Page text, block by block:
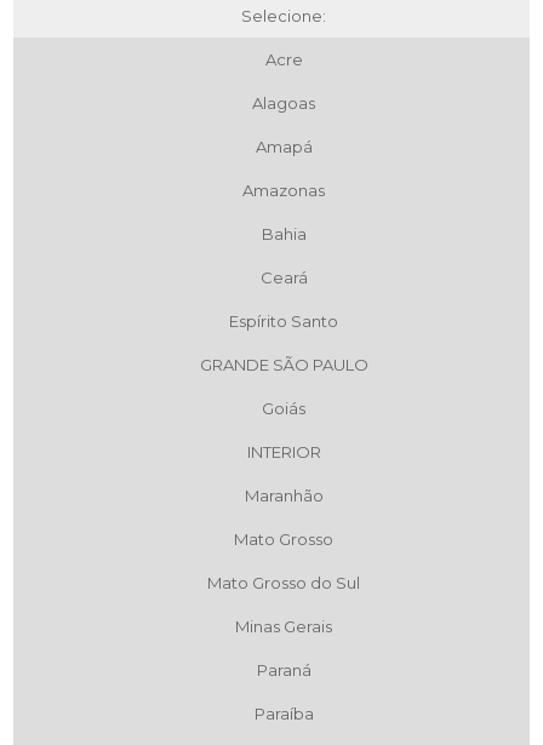
Selecione:
Acre
Alagoas
Amapá
Amazonas
Bahia
Ceará
Espírito Santo
GRANDE SÃO PAULO
Goiás
INTERIOR
Maranhão
Mato Grosso
Mato Grosso do Sul
Minas Gerais
Paraná
Paraíba